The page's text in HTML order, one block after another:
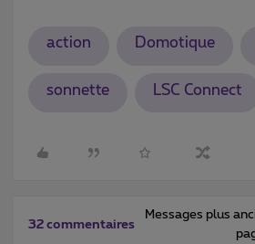
action Domotique
sonnette LSC Connect
32 commentaires
Messages plus